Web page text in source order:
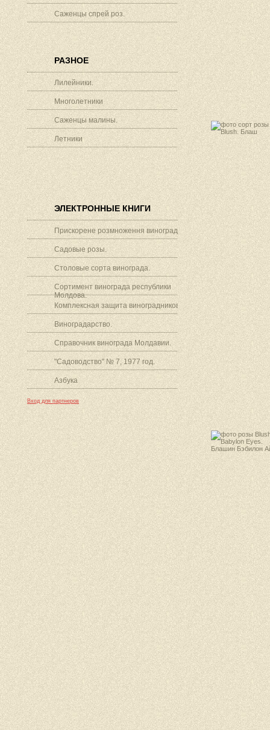
Саженцы спрей роз.
РАЗНОЕ
Лилейники.
Многолетники
Саженцы малины.
Летники
ЭЛЕКТРОННЫЕ КНИГИ
Прискорене розмноження винограду.
Садовые розы.
Столовые сорта винограда.
Сортимент винограда республики
Молдова.
Комплексная защита виноградников.
Виноградарство.
Справочник винограда Молдавии.
"Садоводство" № 7, 1977 год.
Азбука
Вход для партнеров